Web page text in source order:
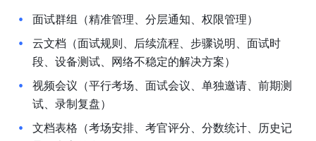
面试群组（精准管理、分层通知、权限管理）
云文档（面试规则、后续流程、步骤说明、面试时
段、设备测试、网络不稳定的解决方案）
视频会议（平行考场、面试会议、单独邀请、前期测
试、录制复盘）
文档表格（考场安排、考官评分、分数统计、历史记